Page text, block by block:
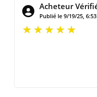
Acheteur
Publié le 9/8/25, 7:14